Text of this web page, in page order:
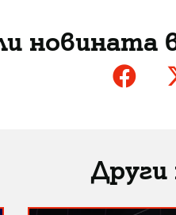
новината
Други